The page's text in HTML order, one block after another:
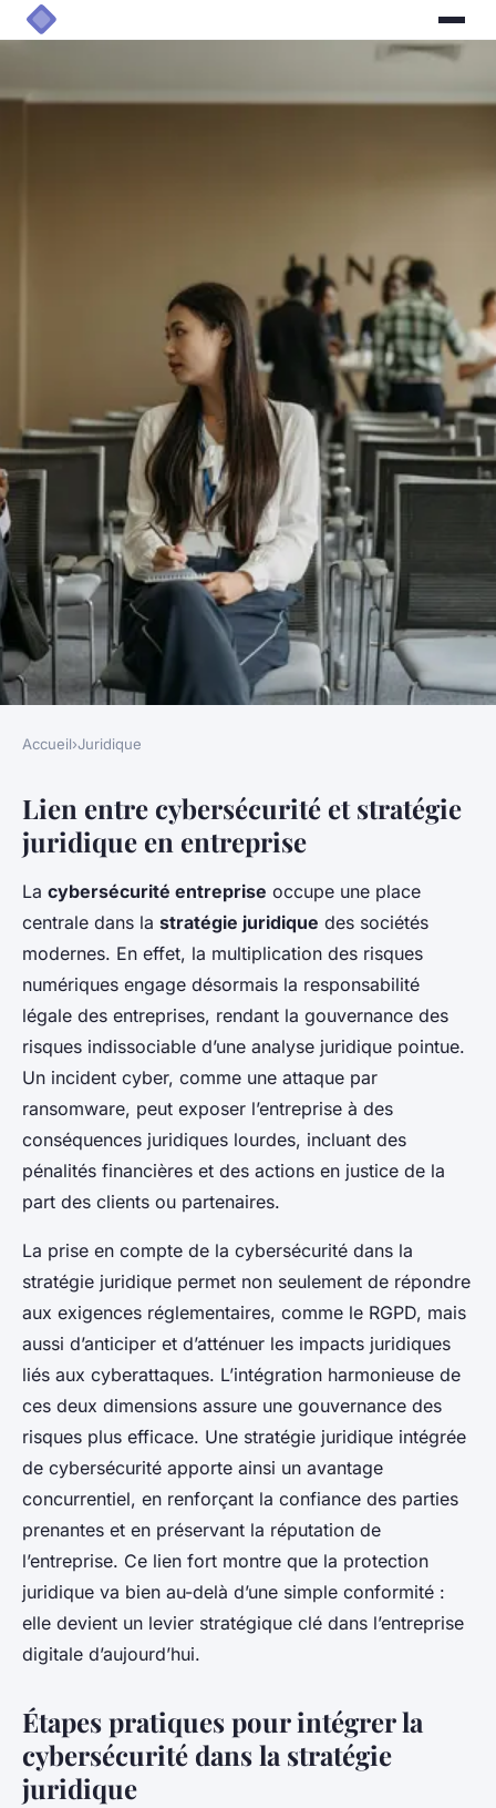
Comment les entreprises
peuvent-elles intégrer la
cybersécurité dans leur
stratégie juridique ?
Edouard 14 octobre 2025 4 min de lecture
Accueil›Juridique
Lien entre cybersécurité et stratégie
juridique en entreprise
La cybersécurité entreprise occupe une place
centrale dans la stratégie juridique des sociétés
modernes. En effet, la multiplication des risques
numériques engage désormais la responsabilité
légale des entreprises, rendant la gouvernance des
risques indissociable d’une analyse juridique pointue.
Un incident cyber, comme une attaque par
ransomware, peut exposer l’entreprise à des
conséquences juridiques lourdes, incluant des
pénalités financières et des actions en justice de la
part des clients ou partenaires.
La prise en compte de la cybersécurité dans la
stratégie juridique permet non seulement de répondre
aux exigences réglementaires, comme le RGPD, mais
aussi d’anticiper et d’atténuer les impacts juridiques
liés aux cyberattaques. L’intégration harmonieuse de
ces deux dimensions assure une gouvernance des
risques plus efficace. Une stratégie juridique intégrée
de cybersécurité apporte ainsi un avantage
concurrentiel, en renforçant la confiance des parties
prenantes et en préservant la réputation de
l’entreprise. Ce lien fort montre que la protection
juridique va bien au-delà d’une simple conformité :
elle devient un levier stratégique clé dans l’entreprise
digitale d’aujourd’hui.
Étapes pratiques pour intégrer la
cybersécurité dans la stratégie
juridique